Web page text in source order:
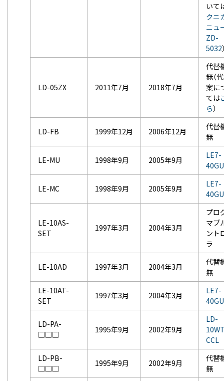
いて
クニ
ニュ
ZD-
5032
LD-05ZX 2011年7月 2018年7月
代替
無（
案に
ては
ら）
LD-FB 1999年12月 2006年12月
代替
無
LE-MU 1998年9月 2005年9月
LE7-
LE-MC 1998年9月 2005年9月
LE7-
LE-10AS-
SET
1997年3月 2004年3月
プロ
マブ
ント
ラ
LE-10AD 1997年3月 2004年3月
代替
無
LE-10AT-
SET
1997年3月 2004年3月
LE7-
LD-PA-
□□□
1995年9月 2002年9月
LD-
CCL
LD-PB-
□□□
1995年9月 2002年9月
代替
無